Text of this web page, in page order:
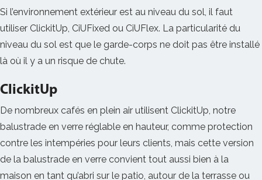
Si l’environnement extérieur est au niveau du sol, il faut
utiliser ClickitUp, CiUFixed ou CiUFlex. La particularité du
niveau du sol est que le garde-corps ne doit pas être installé
là où il y a un risque de chute.
ClickitUp
De nombreux cafés en plein air utilisent ClickitUp, notre
balustrade en verre réglable en hauteur, comme protection
contre les intempéries pour leurs clients, mais cette version
de la balustrade en verre convient tout aussi bien à la
maison en tant qu’abri sur le patio, autour de la terrasse ou